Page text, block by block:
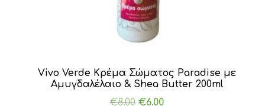
Vivo Verde Κρέμα Σώματος Paradise με
Αμυγδαλέλαιο & Shea Butter 200ml
€8.00 Original
€6.00Η